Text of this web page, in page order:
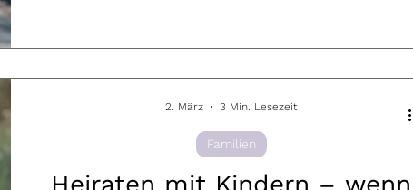
Familien
2. März 3 Min. Lesezeit